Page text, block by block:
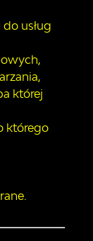
usług
której
którego